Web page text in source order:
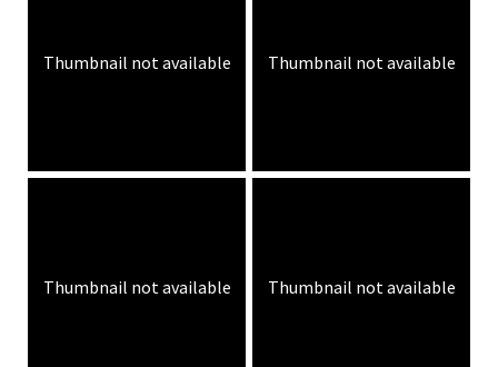
Thumbnail not available Thumbnail not available
Thumbnail not available Thumbnail not available